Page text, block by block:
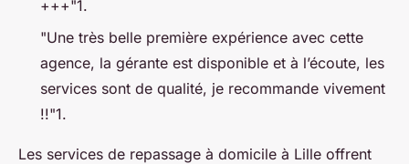
+++"1.
"Une très belle première expérience avec cette
agence, la gérante est disponible et à l’écoute, les
services sont de qualité, je recommande vivement
!!"1.
Les services de repassage à domicile à Lille offrent